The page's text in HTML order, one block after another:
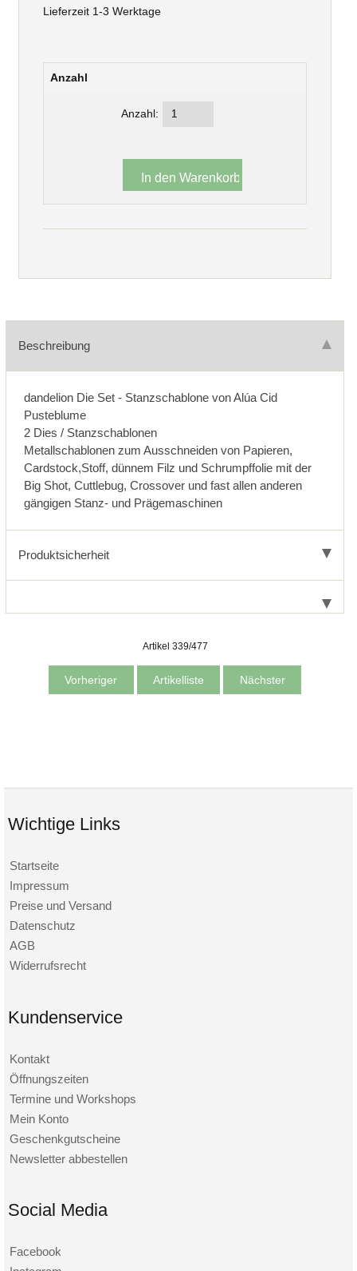
Lieferzeit 1-3 Werktage
Anzahl
Anzahl:
Beschreibung
dandelion Die Set - Stanzschablone von Alúa Cid
Pusteblume
2 Dies / Stanzschablonen
Metallschablonen zum Ausschneiden von Papieren,
Cardstock,Stoff, dünnem Filz und Schrumpffolie mit der
Big Shot, Cuttlebug, Crossover und fast allen anderen
gängigen Stanz- und Prägemaschinen
Produktsicherheit
Artikel 339/477
Vorheriger Artikelliste Nächster
Wichtige Links
Startseite
Impressum
Preise und Versand
Datenschutz
AGB
Widerrufsrecht
Kundenservice
Kontakt
Öffnungszeiten
Termine und Workshops
Mein Konto
Geschenkgutscheine
Newsletter abbestellen
Social Media
Facebook